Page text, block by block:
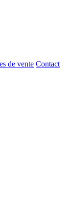
de vente Contact